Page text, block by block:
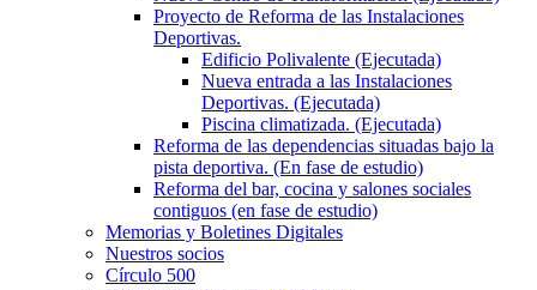
Proyecto de Reforma de las Instalaciones
Deportivas.
Edificio Polivalente (Ejecutada)
Nueva entrada a las Instalaciones
Deportivas. (Ejecutada)
Piscina climatizada. (Ejecutada)
Reforma de las dependencias situadas bajo la
pista deportiva. (En fase de estudio)
Reforma del bar, cocina y salones sociales
contiguos (en fase de estudio)
Memorias y Boletines Digitales
Nuestros socios
Círculo 500